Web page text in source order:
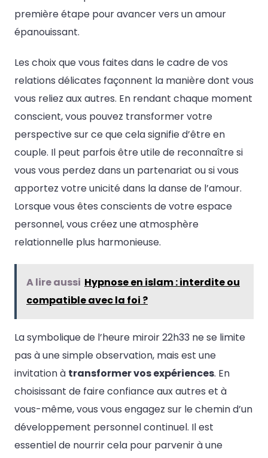
première étape pour avancer vers un amour
épanouissant.
Les choix que vous faites dans le cadre de vos
relations délicates façonnent la manière dont vous
vous reliez aux autres. En rendant chaque moment
conscient, vous pouvez transformer votre
perspective sur ce que cela signifie d’être en
couple. Il peut parfois être utile de reconnaître si
vous vous perdez dans un partenariat ou si vous
apportez votre unicité dans la danse de l’amour.
Lorsque vous êtes conscients de votre espace
personnel, vous créez une atmosphère
relationnelle plus harmonieuse.
A lire aussi Hypnose en islam : interdite ou
compatible avec la foi ?
La symbolique de l’heure miroir 22h33 ne se limite
pas à une simple observation, mais est une
invitation à transformer vos expériences. En
choisissant de faire confiance aux autres et à
vous-même, vous vous engagez sur le chemin d’un
développement personnel continuel. Il est
essentiel de nourrir cela pour parvenir à une